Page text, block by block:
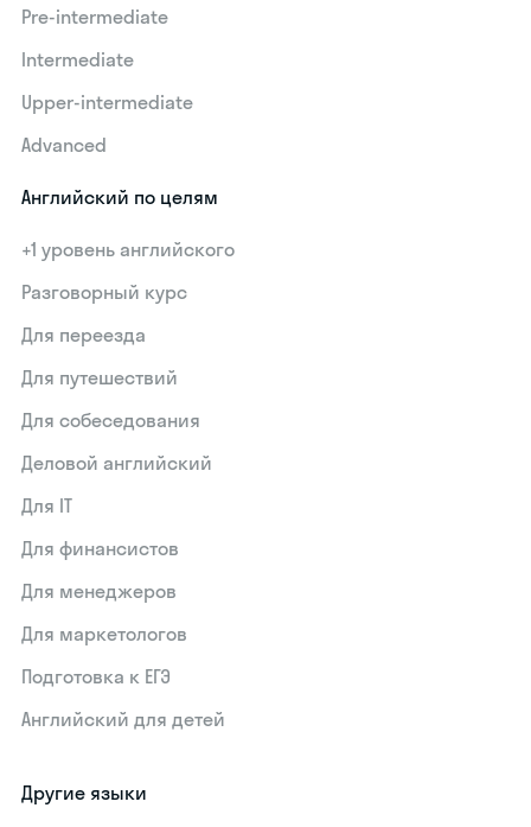
Pre-intermediate
Intermediate
Upper-intermediate
Advanced
Английский по целям
+1 уровень английского
Разговорный курс
Для переезда
Для путешествий
Для собеседования
Деловой английский
Для IT
Для финансистов
Для менеджеров
Для маркетологов
Подготовка к ЕГЭ
Английский для детей
Другие языки